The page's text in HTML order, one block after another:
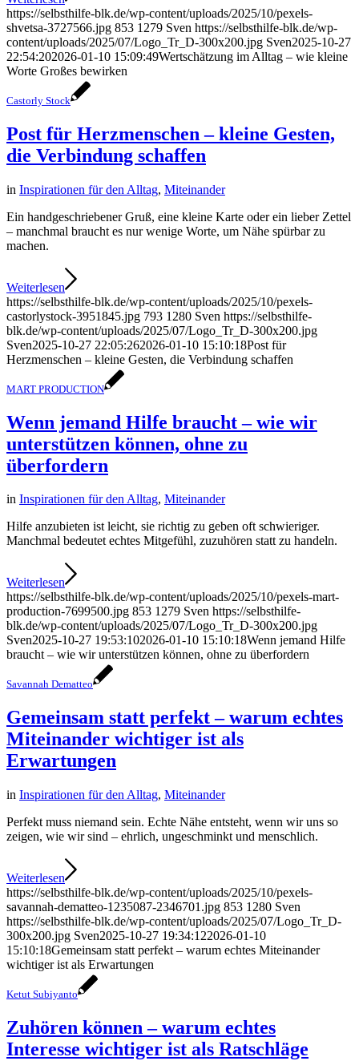
https://selbsthilfe-blk.de/wp-content/uploads/2025/10/pexels-
shvetsa-3727566.jpg 853 1279 Sven https://selbsthilfe-blk.de/wp-
content/uploads/2025/07/Logo_Tr_D-300x200.jpg Sven2025-10-27
22:54:202026-01-10 15:09:49Wertschätzung im Alltag – wie kleine
Worte Großes bewirken
Castorly Stock
Post für Herzmenschen – kleine Gesten,
die Verbindung schaffen
in Inspirationen für den Alltag, Miteinander
Ein handgeschriebener Gruß, eine kleine Karte oder ein lieber Zettel
– manchmal braucht es nur wenige Worte, um Nähe spürbar zu
machen.
Weiterlesen
https://selbsthilfe-blk.de/wp-content/uploads/2025/10/pexels-
castorlystock-3951845.jpg 793 1280 Sven https://selbsthilfe-
blk.de/wp-content/uploads/2025/07/Logo_Tr_D-300x200.jpg
Sven2025-10-27 22:05:262026-01-10 15:10:18Post für
Herzmenschen – kleine Gesten, die Verbindung schaffen
MART PRODUCTION
Wenn jemand Hilfe braucht – wie wir
unterstützen können, ohne zu
überfordern
in Inspirationen für den Alltag, Miteinander
Hilfe anzubieten ist leicht, sie richtig zu geben oft schwieriger.
Manchmal bedeutet echtes Mitgefühl, zuzuhören statt zu handeln.
Weiterlesen
https://selbsthilfe-blk.de/wp-content/uploads/2025/10/pexels-mart-
production-7699500.jpg 853 1279 Sven https://selbsthilfe-
blk.de/wp-content/uploads/2025/07/Logo_Tr_D-300x200.jpg
Sven2025-10-27 19:53:102026-01-10 15:10:18Wenn jemand Hilfe
braucht – wie wir unterstützen können, ohne zu überfordern
Savannah Dematteo
Gemeinsam statt perfekt – warum echtes
Miteinander wichtiger ist als
Erwartungen
in Inspirationen für den Alltag, Miteinander
Perfekt muss niemand sein. Echte Nähe entsteht, wenn wir uns so
zeigen, wie wir sind – ehrlich, ungeschminkt und menschlich.
Weiterlesen
https://selbsthilfe-blk.de/wp-content/uploads/2025/10/pexels-
savannah-dematteo-1235087-2346701.jpg 853 1280 Sven
https://selbsthilfe-blk.de/wp-content/uploads/2025/07/Logo_Tr_D-
300x200.jpg Sven2025-10-27 19:34:122026-01-10
15:10:18Gemeinsam statt perfekt – warum echtes Miteinander
wichtiger ist als Erwartungen
Ketut Subiyanto
Zuhören können – warum echtes
Interesse wichtiger ist als Ratschläge